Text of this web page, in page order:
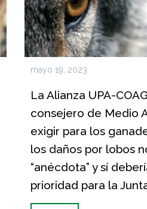
mayo 19, 2023
La Alianza UPA-
consejero de Medio
exigir para los
los daños por lobos
“anécdota” y sí
prioridad para la